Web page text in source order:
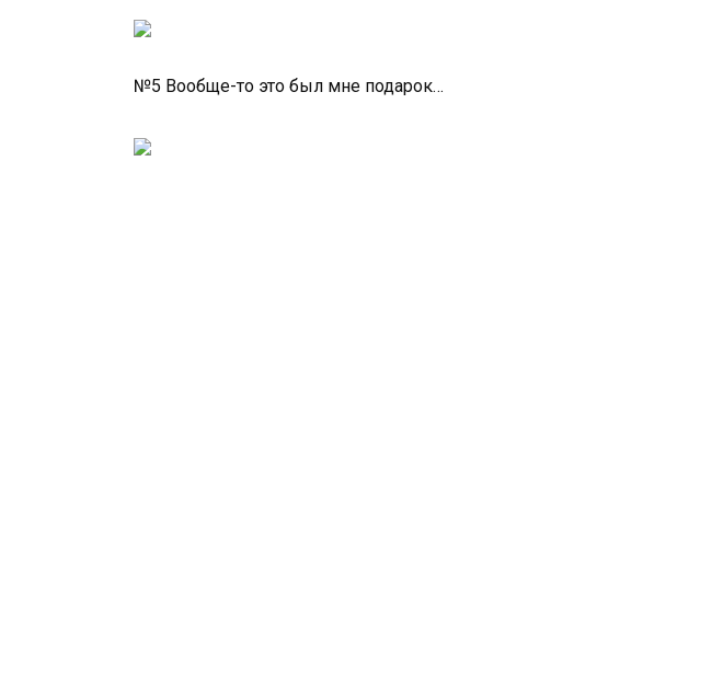
№5 Вообще-то это был мне подарок…